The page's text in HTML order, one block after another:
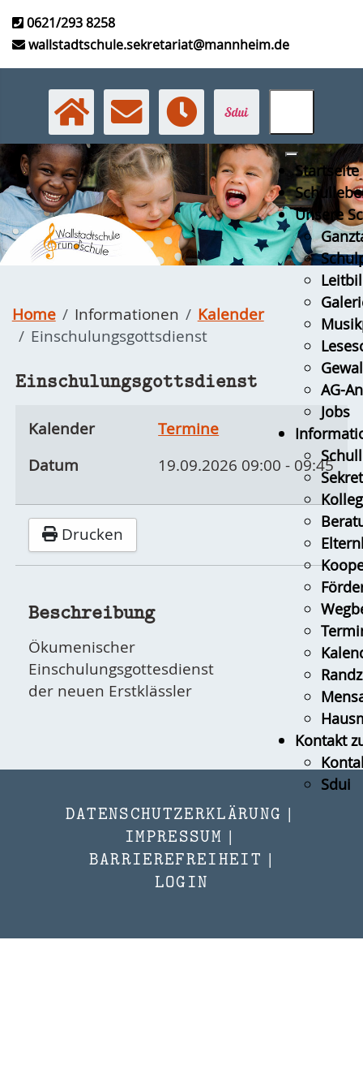
0621/293 8258
wallstadtschule.sekretariat@mannheim.de
Startseite
Unsere
AG-
Jobs
Kontakt
Sdui
Home Informationen
Kalender
Einschulungsgottsdienst
Einschulungsgottsdienst
Kalender
Termine
Datum
19.09.2026 09:00 - 09:45
Drucken
Beschreibung
Ökumenischer
Einschulungsgottesdienst
der neuen Erstklässler
DATENSCHUTZERKLÄRUNG |
IMPRESSUM |
BARRIEREFREIHEIT |
LOGIN